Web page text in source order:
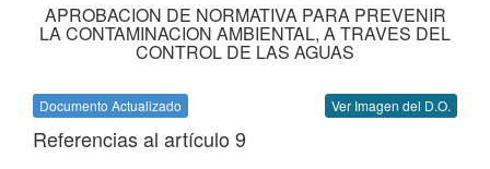
APROBACION DE NORMATIVA PARA PREVENIR
LA CONTAMINACION AMBIENTAL, A TRAVES DEL
CONTROL DE LAS AGUAS
Documento Actualizado Ver Imagen del D.O.
Referencias al artículo 9